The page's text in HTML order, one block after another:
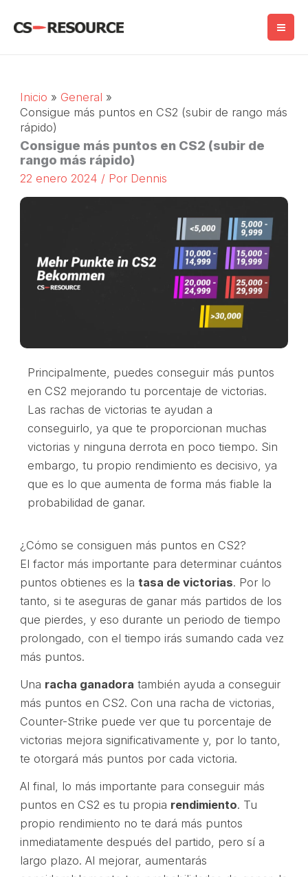
Inicio
General
Consigue más puntos en CS2 (subir de rango más
rápido)
Consigue más puntos en CS2 (subir de
rango más rápido)
22 enero 2024 / Por Dennis
Principalmente, puedes conseguir más puntos
en CS2 mejorando tu porcentaje de victorias.
Las rachas de victorias te ayudan a
conseguirlo, ya que te proporcionan muchas
victorias y ninguna derrota en poco tiempo. Sin
embargo, tu propio rendimiento es decisivo, ya
que es lo que aumenta de forma más fiable la
probabilidad de ganar.
¿Cómo se consiguen más puntos en CS2?
El factor más importante para determinar cuántos
puntos obtienes es la tasa de victorias. Por lo
tanto, si te aseguras de ganar más partidos de los
que pierdes, y eso durante un periodo de tiempo
prolongado, con el tiempo irás sumando cada vez
más puntos.
Una racha ganadora también ayuda a conseguir
más puntos en CS2. Con una racha de victorias,
Counter-Strike puede ver que tu porcentaje de
victorias mejora significativamente y, por lo tanto,
te otorgará más puntos por cada victoria.
Al final, lo más importante para conseguir más
puntos en CS2 es tu propia rendimiento. Tu
propio rendimiento no te dará más puntos
inmediatamente después del partido, pero sí a
largo plazo. Al mejorar, aumentarás